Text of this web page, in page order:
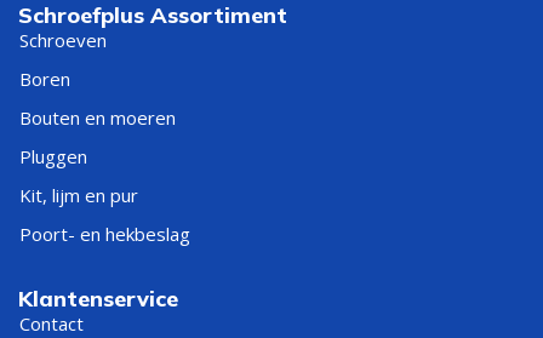
Schroefplus Assortiment
Schroeven
Boren
Bouten en moeren
Pluggen
Kit, lijm en pur
Poort- en hekbeslag
Klantenservice
Contact